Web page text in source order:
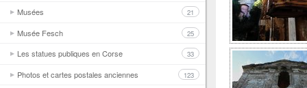
Musées 21
Musée Fesch 25
Les statues publiques en Corse 33
Photos et cartes postales anciennes 123